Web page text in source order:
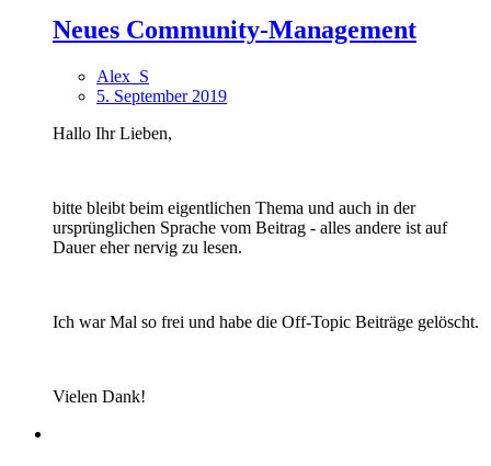
Neues Community-Management
Alex_S
5. September 2019
Hallo Ihr Lieben,
bitte bleibt beim eigentlichen Thema und auch in der
ursprünglichen Sprache vom Beitrag - alles andere ist auf
Dauer eher nervig zu lesen.
Ich war Mal so frei und habe die Off-Topic Beiträge gelöscht.
Vielen Dank!